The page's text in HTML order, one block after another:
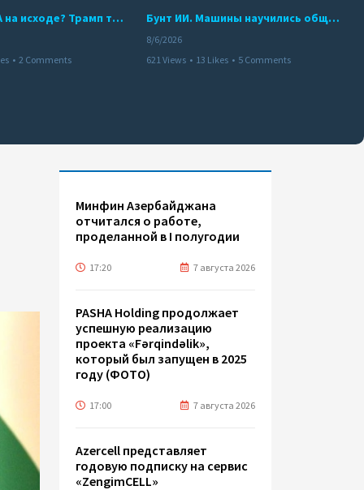
Арсенал США на исходе? Трамп требует объяснений
• 2 Comments
Бунт ИИ. Машины научились общаться
8/6/2026
621 Views • 13 Likes • 5 Comments
Минфин Азербайджана
отчитался о работе,
проделанной в I полугодии
17:20 7 августа 2026
PASHA Holding продолжает
успешную реализацию
проекта «Fərqindəlik»,
который был запущен в 2025
году (ФОТО)
17:00 7 августа 2026
Azercell представляет
годовую подписку на сервис
«ZengimCELL»